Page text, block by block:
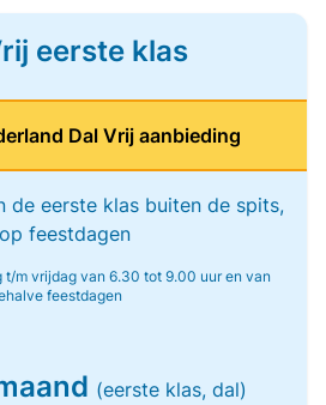
eerste klas
Dal Vrij aanbieding
de eerste klas buiten de spits,
feestdagen
t/m vrijdag van 6.30 tot 9.00 uur en van
feestdagen
(eerste klas, dal)